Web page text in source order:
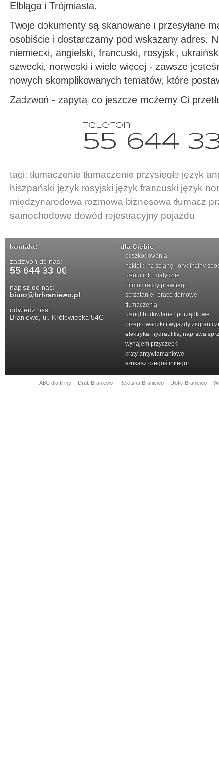
Elbląga i Trójmiasta.
Twoje dokumenty są skanowane i przesyłane
osobiście i dostarczamy pod wskazany adres.
niemiecki, angielski, francuski, rosyjski,
szwecki, norweski i wiele więcej - zawsze
nowych skomplikowanych tematów, które
Zadzwoń - zapytaj co jeszcze możemy Ci
telefon
55 644
tagi: tłumaczenie tłumaczenie przysięgłe język
hiszpański język rosyjski język francuski język
międzynarodowa rozmowa biznesowa tłumacz
samochodowe dowód rejestracyjny pojazdu
kontakt:
zadzwoń do nas:
55 644 33 00
napisz do nas:
biuro@brbraniewo.pl
odwiedź nas:
Braniewo, ul. Królewiecka 54C
dla Ciebie
odszkodowania
naklejki na ścianę - oryginalny
usługi informatyczne
pomoc radcy prawnego
sprzątanie i prace domowe
tłumaczenia
usługi budowlane i porządkowe
przeprowadzki i wyjazdy
elektryka, hydraulika, naprawa
wynajem przyczepki
kraty antywłamaniowe
szukasz czegoś innego!
ABC dla firmy Druk Braniewo Reklama Braniewo Ulotki Braniewo